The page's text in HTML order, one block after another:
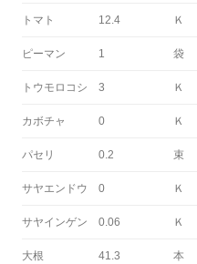
トマト 12.4 Ｋ
ピーマン 1 袋
トウモロコシ 3 Ｋ
カボチャ 0 Ｋ
パセリ 0.2 束
サヤエンドウ 0 Ｋ
サヤインゲン 0.06 Ｋ
大根 41.3 本